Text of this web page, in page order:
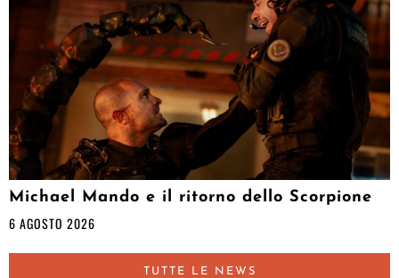
Michael Mando e il ritorno dello Scorpione
6 AGOSTO 2026
TUTTE LE NEWS